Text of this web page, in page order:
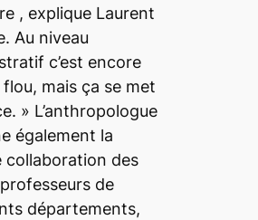
, explique Laurent
Au niveau
c’est encore
flou, mais ça se met
» L’anthropologue
également la
collaboration des
de
départements,